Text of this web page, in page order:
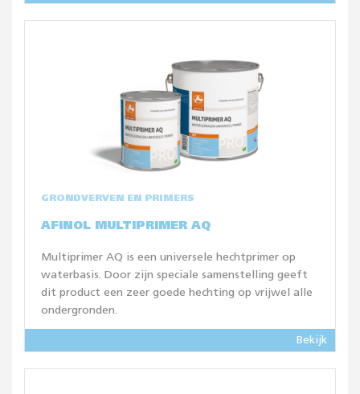
GRONDVERVEN EN PRIMERS
AFINOL MULTIPRIMER AQ
Multiprimer AQ is een universele hechtprimer op
waterbasis. Door zijn speciale samenstelling geeft
dit product een zeer goede hechting op vrijwel alle
ondergronden.
Bekijk